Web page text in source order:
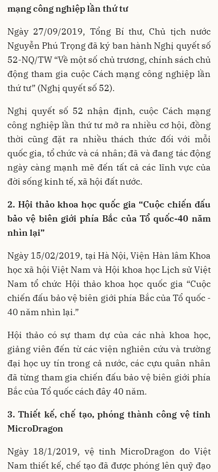
mạng công nghiệp lần thứ tư
Ngày 27/09/2019, Tổng Bí thư, Chủ tịch nước
Nguyễn Phú Trọng đã ký ban hành Nghị quyết số
52-NQ/TW “Về một số chủ trương, chính sách chủ
động tham gia cuộc Cách mạng công nghiệp lần
thứ tư” (Nghị quyết số 52).
Nghị quyết số 52 nhận định, cuộc Cách mạng
công nghiệp lần thứ tư mở ra nhiều cơ hội, đồng
thời cũng đặt ra nhiều thách thức đối với mỗi
quốc gia, tổ chức và cá nhân; đã và đang tác động
ngày càng mạnh mẽ đến tất cả các lĩnh vực của
đời sống kinh tế, xã hội đất nước.
2. Hội thảo khoa học quốc gia “Cuộc chiến đấu
bảo vệ biên giới phía Bắc của Tổ quốc-40 năm
nhìn lại”
Ngày 15/02/2019, tại Hà Nội, Viện Hàn lâm Khoa
học xã hội Việt Nam và Hội khoa học Lịch sử Việt
Nam tổ chức Hội thảo khoa học quốc gia “Cuộc
chiến đấu bảo vệ biên giới phía Bắc của Tổ quốc -
40 năm nhìn lại.”
Hội thảo có sự tham dự của các nhà khoa học,
giảng viên đến từ các viện nghiên cứu và trường
đại học uy tín trong cả nước, các cựu quân nhân
đã từng tham gia chiến đấu bảo vệ biên giới phía
Bắc của Tổ quốc cách đây 40 năm.
3. Thiết kế, chế tạo, phóng thành công vệ tinh
MicroDragon
Ngày 18/1/2019, vệ tinh MicroDragon do Việt
Nam thiết kế, chế tạo đã được phóng lên quỹ đạo